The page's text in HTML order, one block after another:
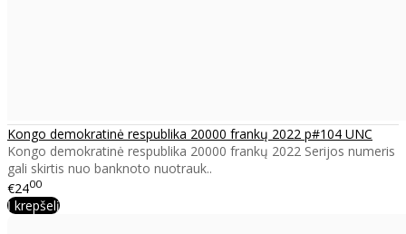
Kongo demokratinė respublika 20000 frankų 2022 p#104 UNC
Kongo demokratinė respublika 20000 frankų 2022 Serijos numeris
gali skirtis nuo banknoto nuotrauk..
€2400
Į krepšelį